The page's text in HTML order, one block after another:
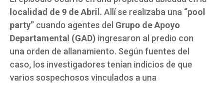
localidad de 9 de Abril. Allí se realizaba una “pool
party” cuando agentes del Grupo de Apoyo
Departamental (GAD) ingresaron al predio con
una orden de allanamiento. Según fuentes del
caso, los investigadores tenían indicios de que
varios sospechosos vinculados a una